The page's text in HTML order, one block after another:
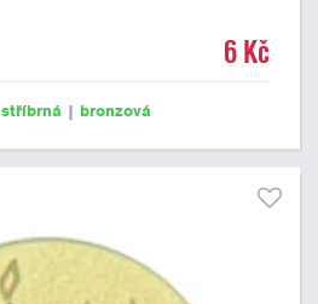
6 Kč
stříbrná | bronzová